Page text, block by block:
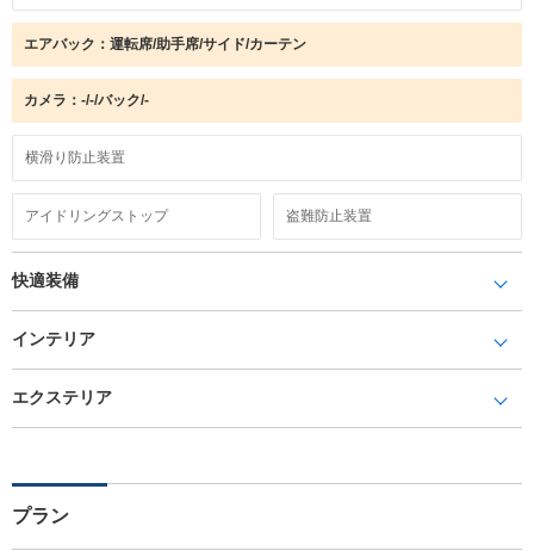
エアバック：運転席/助手席/サイド/カーテン
カメラ：-/-/バック/-
横滑り防止装置
アイドリングストップ 盗難防止装置
快適装備
インテリア
エクステリア
プラン